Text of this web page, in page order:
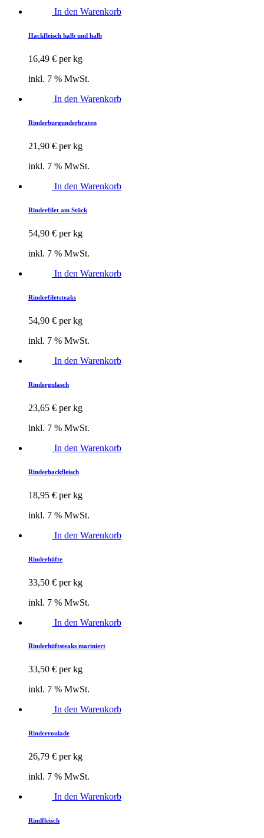
In den Warenkorb
Hackfleisch halb und halb
16,49 € per kg
inkl. 7 % MwSt.
In den Warenkorb
Rinderburgunderbraten
21,90 € per kg
inkl. 7 % MwSt.
In den Warenkorb
Rinderfilet am Stück
54,90 € per kg
inkl. 7 % MwSt.
In den Warenkorb
Rinderfiletsteaks
54,90 € per kg
inkl. 7 % MwSt.
In den Warenkorb
Rindergulasch
23,65 € per kg
inkl. 7 % MwSt.
In den Warenkorb
Rinderhackfleisch
18,95 € per kg
inkl. 7 % MwSt.
In den Warenkorb
Rinderhüfte
33,50 € per kg
inkl. 7 % MwSt.
In den Warenkorb
Rinderhüftsteaks mariniert
33,50 € per kg
inkl. 7 % MwSt.
In den Warenkorb
Rinderroulade
26,79 € per kg
inkl. 7 % MwSt.
In den Warenkorb
Rindfleisch